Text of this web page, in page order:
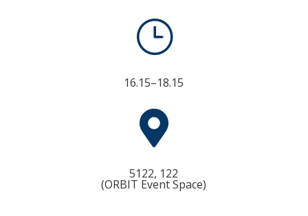
}
16.15–18.15

5122, 122
(ORBIT Event Space)